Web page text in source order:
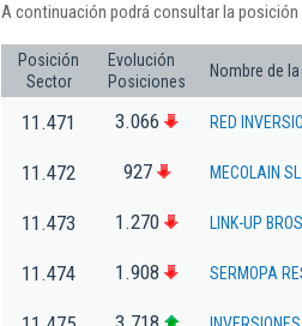
A continuación podrá consultar la
Posición
Sector
Evolución
Posiciones
Nombre de
11.471 3.066 RED
11.472 927 MECOLAIN SL
11.473 1.270 LINK-UP BROS
11.474 1.908 SERMOPA